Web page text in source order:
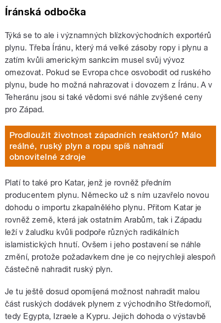
Íránská odbočka
Týká se to ale i významných blízkovýchodních exportérů
plynu. Třeba Íránu, který má velké zásoby ropy i plynu a
zatím kvůli americkým sankcím musel svůj vývoz
omezovat. Pokud se Evropa chce osvobodit od ruského
plynu, bude ho možná nahrazovat i dovozem z Íránu. A v
Teheránu jsou si také vědomi své náhle zvýšené ceny
pro Západ.
Prodloužit životnost západních reaktorů? Málo
reálné, ruský plyn a ropu spíš nahradí
obnovitelné zdroje
Platí to také pro Katar, jenž je rovněž předním
producentem plynu. Německo už s ním uzavřelo novou
dohodu o importu zkapalnělého plynu. Přitom Katar je
rovněž země, která jak ostatním Arabům, tak i Západu
leží v žaludku kvůli podpoře různých radikálních
islamistických hnutí. Ovšem i jeho postavení se náhle
změní, protože požadavkem dne je co nejrychleji alespoň
částečně nahradit ruský plyn.
Je tu ještě dosud opomíjená možnost nahradit malou
část ruských dodávek plynem z východního Středomoří,
tedy Egypta, Izraele a Kypru. Jejich dohoda o výstavbě